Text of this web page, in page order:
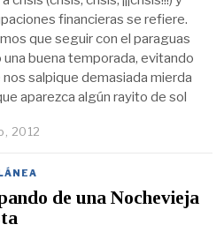
financieras se refiere.
que seguir con el paraguas
una buena temporada, evitando
nos salpique demasiada mierda
aparezca algún rayito de sol
2012
de una Nochevieja